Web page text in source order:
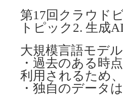
第17回クラウド
トピック2. 生成
大規模言語モデ
・過去のある時
利用されるため
・独自のデータ